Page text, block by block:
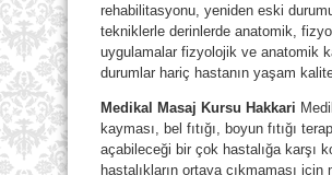
rehabilitasyonu, yeniden eski
tekniklerle derinlerde anatomik,
uygulamalar fizyolojik ve anatomik
durumlar hariç hastanın yaşam
Medikal Masaj Kursu Hakkari
kayması, bel fıtığı, boyun fıtığı
açabileceği bir çok hastalığa karşı
hastalıkların ortaya çıkmaması